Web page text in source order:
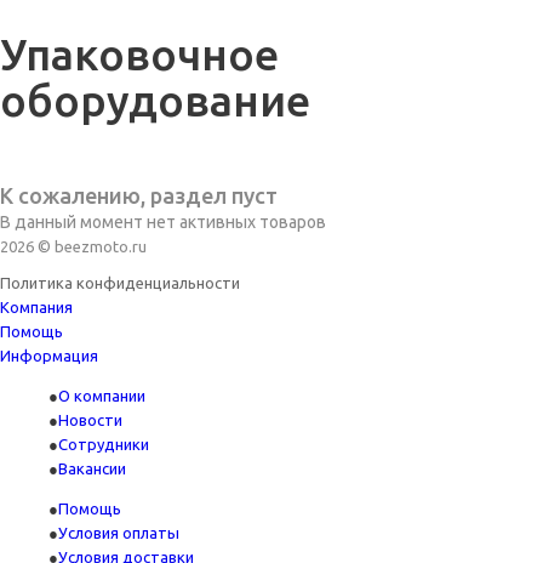
Упаковочное
оборудование
К сожалению, раздел пуст
В данный момент нет активных товаров
2026 © beezmoto.ru
Политика конфиденциальности
Компания
Помощь
Информация
О компании
Новости
Сотрудники
Вакансии
Помощь
Условия оплаты
Условия доставки